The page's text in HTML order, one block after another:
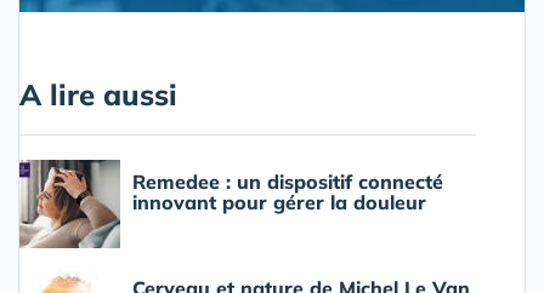
A lire aussi
Remedee : un dispositif connecté
innovant pour gérer la douleur